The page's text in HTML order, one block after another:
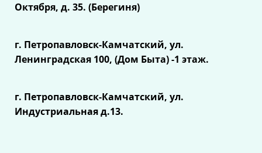
Октября, д. 35. (Берегиня)
г. Петропавловск-Камчатский, ул.
Ленинградская 100, (Дом Быта) -1 этаж.
г. Петропавловск-Камчатский, ул.
Индустриальная д.13.